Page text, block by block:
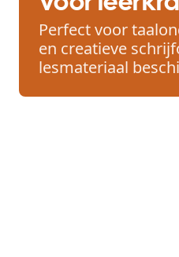
Perfect voor
en creatieve
lesmateriaal